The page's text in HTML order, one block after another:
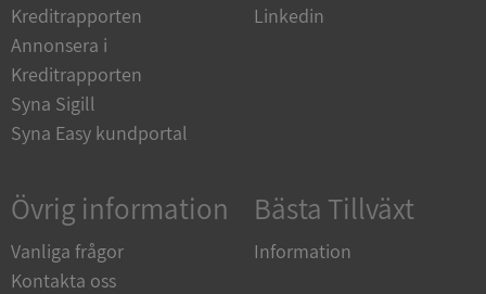
Kreditrapporten
Annonsera i
Kreditrapporten
Syna Sigill
Syna Easy kundportal
Linkedin
Övrig information
Vanliga frågor
Kontakta oss
Bästa Tillväxt
Information
__RequestVerificationToken